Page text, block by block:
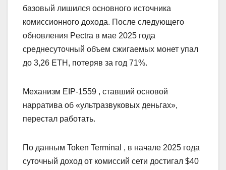
базовый лишился основного источника
комиссионного дохода. После следующего
обновления Pectra в мае 2025 года
среднесуточный объем сжигаемых монет упал
до 3,26 ETH, потеряв за год 71%.
Механизм EIP-1559 , ставший основой
нарратива об «ультразвуковых деньгах»,
перестал работать.
По данным Token Terminal , в начале 2025 года
суточный доход от комиссий сети достигал $40